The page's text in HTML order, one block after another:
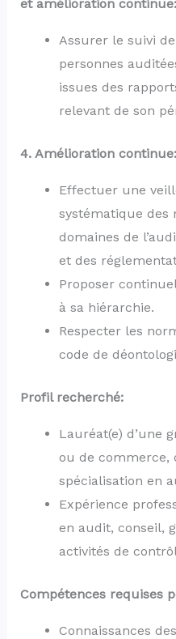
et amélioration continue:
Assurer le suivi
personnes
issues des
relevant de son
4. Amélioration continue:
Effectuer une
systématique des
domaines de
et des
Proposer
à sa hiérarchie.
Respecter les
code de
Profil recherché:
Lauréat(e) d’une
ou de commerce,
spécialisation en
Expérience
en audit, conseil,
activités de
Compétences requises
Connaissances